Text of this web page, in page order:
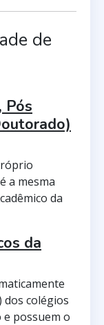
de
Pós
a mesma
da
da
dos colégios
possuem o